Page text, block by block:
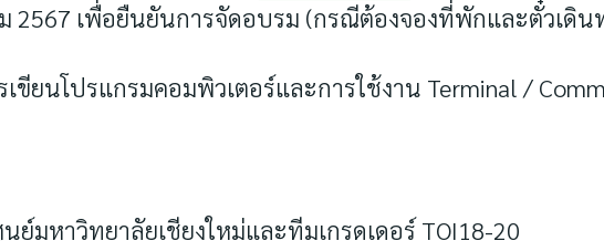
2567 เพื่อยืนยันการจัดอบรม (กรณีต้องจองที่พักและตั๋วเดิน
เขียนโปรแกรมคอมพิวเตอร์และการใช้งาน Terminal /
มหาวิทยาลัยเชียงใหม่และทีมเกรดเดอร์ TOI18-20